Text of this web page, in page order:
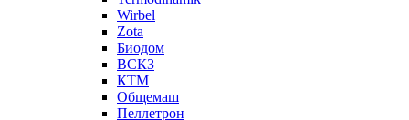
Wirbel
Zota
Биодом
ВСКЗ
КТМ
Общемаш
Пеллетрон